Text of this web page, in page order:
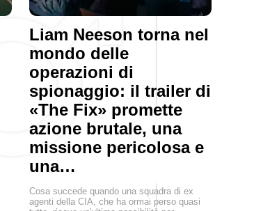
Liam Neeson torna nel
mondo delle
operazioni di
spionaggio: il trailer di
«The Fix» promette
azione brutale, una
missione pericolosa e
una…
Cosa succede quando una squadra di ex
agenti della CIA, che ha ormai perso quasi